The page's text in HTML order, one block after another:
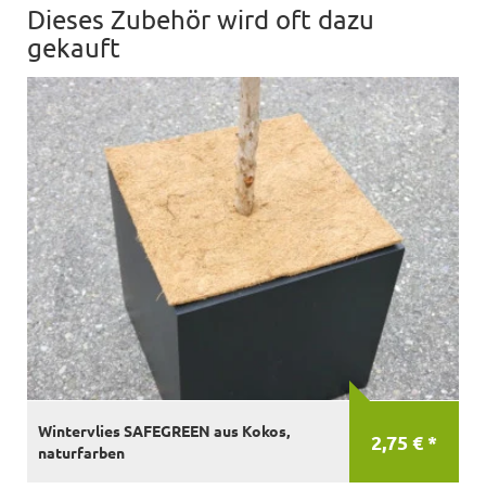
Dieses Zubehör wird oft dazu
gekauft
2,75 € *
Wintervlies SAFEGREEN aus Kokos,
naturfarben